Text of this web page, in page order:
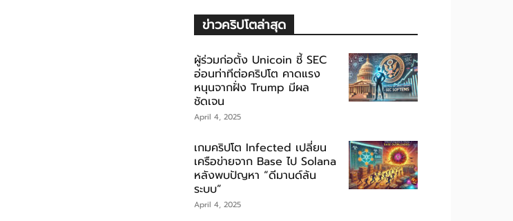
ข่าวคริปโตล่าสุด
ผู้ร่วมก่อตั้ง Unicoin ชี้ SEC
อ่อนท่าทีต่อคริปโต คาดแรง
หนุนจากฝั่ง Trump มีผล
ชัดเจน
April 4, 2025
เกมคริปโต Infected เปลี่ยน
เครือข่ายจาก Base ไป Solana
หลังพบปัญหา “ดีมานด์ล้น
ระบบ”
April 4, 2025